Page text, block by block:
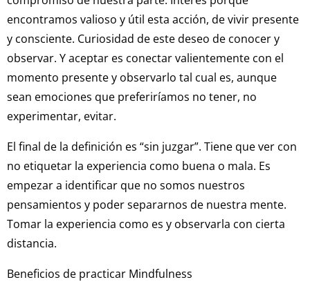
encontramos valioso y útil esta acción, de vivir presente
y consciente. Curiosidad de este deseo de conocer y
observar. Y aceptar es conectar valientemente con el
momento presente y observarlo tal cual es, aunque
sean emociones que preferiríamos no tener, no
experimentar, evitar.
El final de la definición es “sin juzgar”. Tiene que ver con
no etiquetar la experiencia como buena o mala. Es
empezar a identificar que no somos nuestros
pensamientos y poder separarnos de nuestra mente.
Tomar la experiencia como es y observarla con cierta
distancia.
Beneficios de practicar Mindfulness